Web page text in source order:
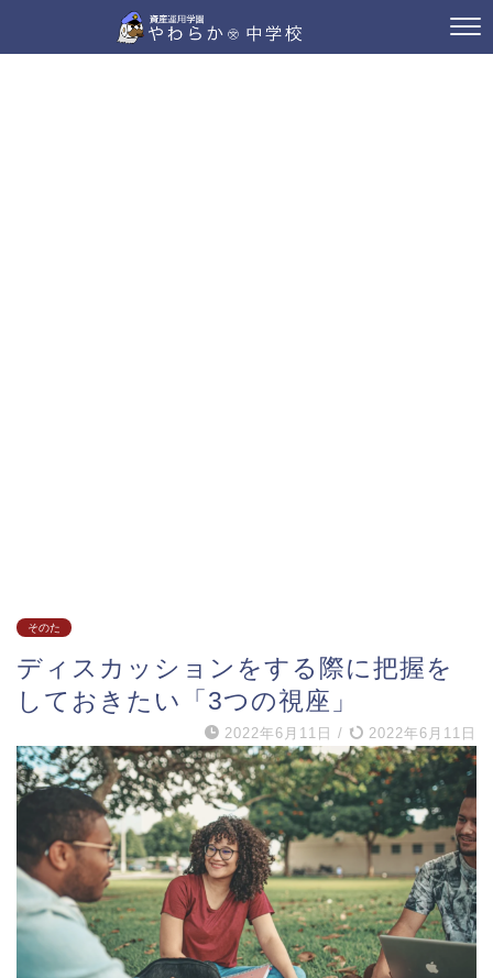
そのた
ディスカッションをする際に把握を
しておきたい「3つの視座」
2022年6月11日 / 2022年6月11日